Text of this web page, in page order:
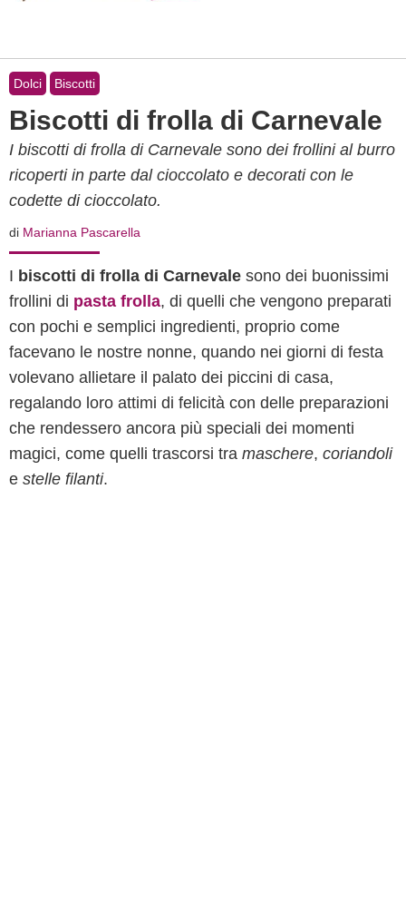
Dolci Biscotti
Biscotti di frolla di Carnevale
I biscotti di frolla di Carnevale sono dei frollini al burro
ricoperti in parte dal cioccolato e decorati con le
codette di cioccolato.
di Marianna Pascarella
I biscotti di frolla di Carnevale sono dei buonissimi
frollini di pasta frolla, di quelli che vengono preparati
con pochi e semplici ingredienti, proprio come
facevano le nostre nonne, quando nei giorni di festa
volevano allietare il palato dei piccini di casa,
regalando loro attimi di felicità con delle preparazioni
che rendessero ancora più speciali dei momenti
magici, come quelli trascorsi tra maschere, coriandoli
e stelle filanti.